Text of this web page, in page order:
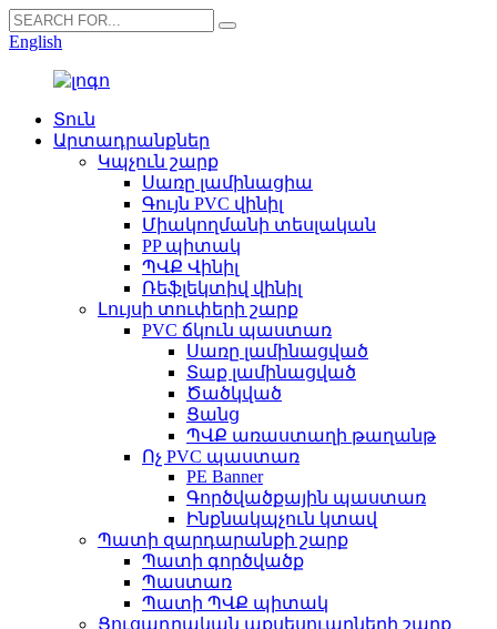
English
Տուն
Արտադրանքներ
Կպչուն շարք
Սառը լամինացիա
Գույն PVC վինիլ
Միակողմանի տեսլական
PP պիտակ
ՊՎՔ Վինիլ
Ռեֆլեկտիվ վինիլ
Լույսի տուփերի շարք
PVC ճկուն պաստառ
Սառը լամինացված
Տաք լամինացված
Ծածկված
Ցանց
ՊՎՔ առաստաղի թաղանթ
Ոչ PVC պաստառ
PE Banner
Գործվածքային պաստառ
Ինքնակպչուն կտավ
Պատի զարդարանքի շարք
Պատի գործվածք
Պաստառ
Պատի ՊՎՔ պիտակ
Ցուցադրական աքսեսուարների շարք